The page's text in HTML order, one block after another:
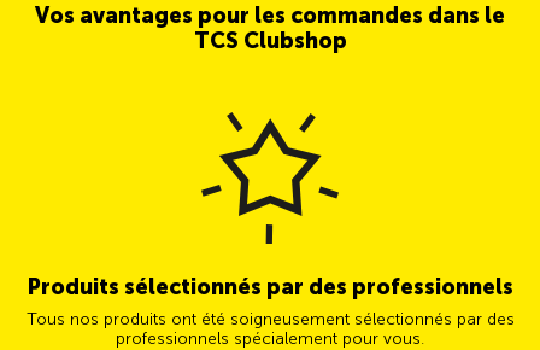
Vos avantages pour les commandes dans le
TCS Clubshop
Produits sélectionnés par des professionnels
Tous nos produits ont été soigneusement sélectionnés par des
professionnels spécialement pour vous.